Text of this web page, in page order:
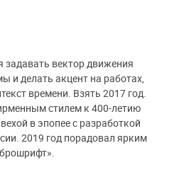
задавать вектор движения
и делать акцент на работах,
времени. Взять 2017 год.
стилем к 400-летию
в эпопее с разработкой
2019 год порадовал ярким